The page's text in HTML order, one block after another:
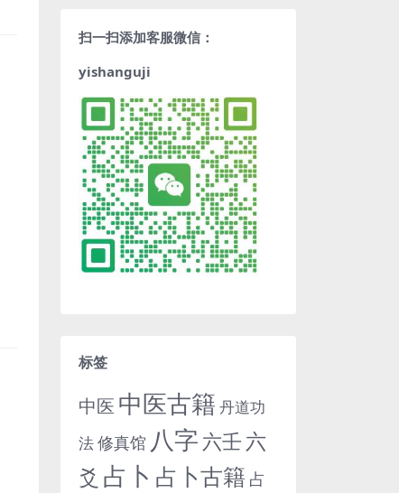
扫一扫添加客服微信：
yishanguji
标签
中医 中医古籍 丹道功
法修真馆 八字 六壬 六
爻 占卜 占卜古籍 占